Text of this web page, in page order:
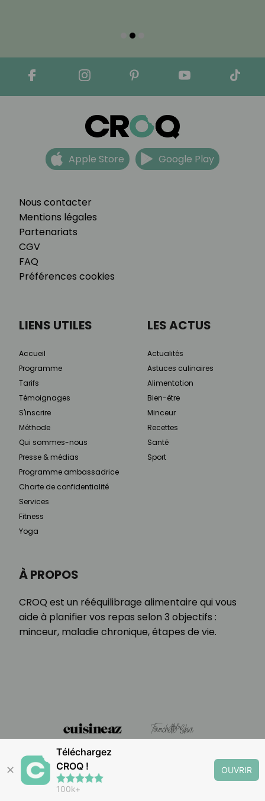
Nous contacter
Mentions légales
Partenariats
CGV
FAQ
Préférences cookies
Apple Store Google Play
À PROPOS
CROQ est un rééquilibrage alimentaire qui vous
aide à planifier vos repas selon 3 objectifs :
minceur, maladie chronique, étapes de vie.
LIENS UTILES
Accueil
Programme
Tarifs
Témoignages
S'inscrire
Méthode
Qui sommes-nous
Presse & médias
Programme ambassadrice
Charte de confidentialité
Services
Fitness
Yoga
LES ACTUS
Actualités
Astuces culinaires
Alimentation
Bien-être
Minceur
Recettes
Santé
Sport
✕
Téléchargez
CROQ !
100k+
OUVRIR